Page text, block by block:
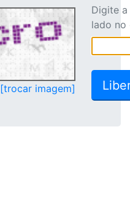
[trocar imagem]
Digite
lado no